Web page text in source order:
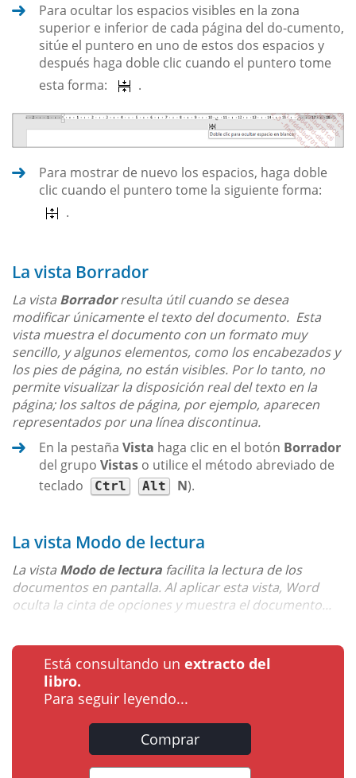
Para ocultar los espacios visibles en la zona
superior e inferior de cada página del do-cumento,
sitúe el puntero en uno de estos dos espacios y
después haga doble clic cuando el puntero tome
esta forma:
.
Para mostrar de nuevo los espacios, haga doble
clic cuando el puntero tome la siguiente forma:
.
La vista Borrador
La vista Borradorresulta útil cuando se desea
modificar únicamente el texto del documento. Esta
vista muestra el documento con un formato muy
sencillo, y algunos elementos, como los encabezados y
los pies de página, no están visibles. Por lo tanto, no
permite visualizar la disposición real del texto en la
página; los saltos de página, por ejemplo, aparecen
representados por una línea discontinua.
En la pestaña Vista haga clic en el botón Borrador
del grupo Vistas o utilice el método abreviado de
teclado
Ctrl Alt N).
La vista Modo de lectura
La vista Modo de lectura facilita la lectura de los
documentos en pantalla. Al aplicar esta vista, Word
oculta la cinta de opciones y muestra el documento...
Está consultando un extracto del
libro.
Para seguir leyendo...
Comprar